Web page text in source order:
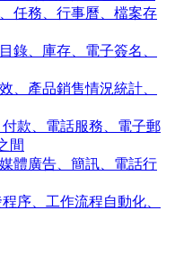
任務、行事曆、檔案存
錄、庫存、電子簽名、
、產品銷售情況統計、
款、電話服務、電子郵
間
體廣告、簡訊、電話行
序、工作流程自動化、